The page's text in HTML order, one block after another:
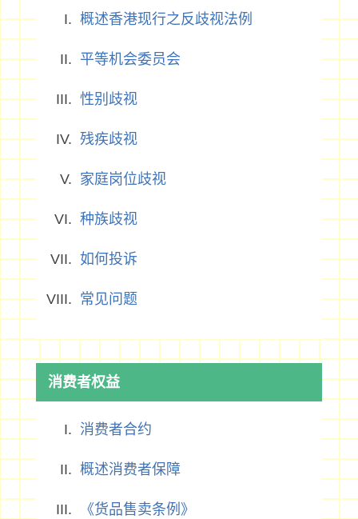
概述香港现行之反歧视法例
平等机会委员会
性别歧视
残疾歧视
家庭岗位歧视
种族歧视
如何投诉
常见问题
消费者权益
消费者合约
概述消费者保障
《货品售卖条例》